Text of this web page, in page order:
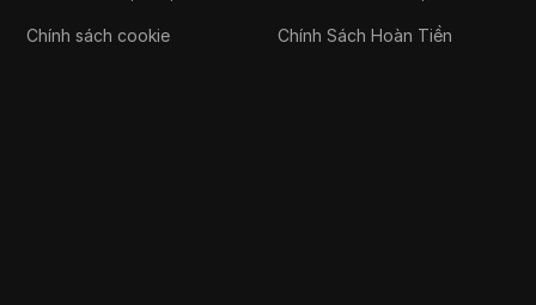
Chính sách cookie Chính Sách Hoàn Tiền